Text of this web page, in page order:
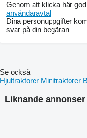
Genom att klicka här
användaravtal.
Dina personuppgifter
svar på din begäran.
Liknande annonser
Se också
Hjultraktorer Minitraktorer